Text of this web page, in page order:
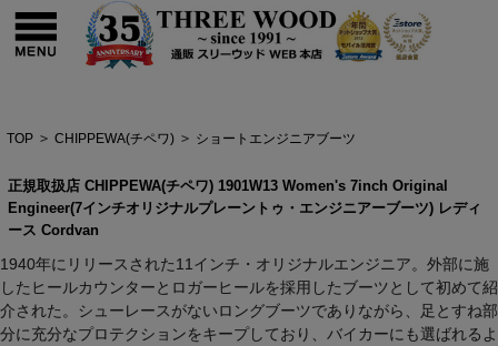
TOP > CHIPPEWA(チペワ) > ショートエンジニアブーツ
正規取扱店 CHIPPEWA(チペワ) 1901W13 Women's 7inch Original
Engineer(7インチオリジナルプレーントゥ・エンジニアーブーツ) レディ
ース Cordvan
1940年にリリースされた11インチ・オリジナルエンジニア。外部に施
したヒールカウンターとロガーヒールを採用したブーツとして初めて紹
介された。シューレースがないロングブーツでありながら、足とすね部
分に充分なプロテクションをキープしており、バイカーにも選ばれるよ